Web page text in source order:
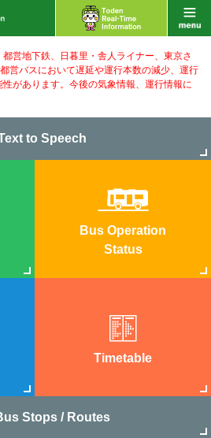
営地下鉄、日暮里・舎人ライナー、東京さ
営バスにおいて遅延や運行本数の減少、運行
があります。 今後の気象情報、運行情報に
to Speech
Bus Operation
Status
Timetable
Stops / Routes